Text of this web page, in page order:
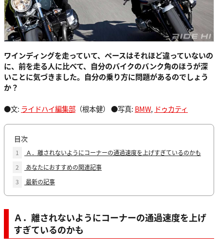
ワインディングを走っていて、ペースはそれほど違っていないの
に、前を走る人に比べて、自分のバイクのバンク角のほうが深
いことに気づきました。自分の乗り方に問題があるのでしょう
か？
●文: ライドハイ編集部 （根本健） ●写真: BMW, ドゥカティ
目次
1
Ａ．離されないようにコーナーの通過速度を上げすぎているのかも
2
あなたにおすすめの関連記事
3
最新の記事
Ａ．離されないようにコーナーの通過速度を上げ
すぎているのかも